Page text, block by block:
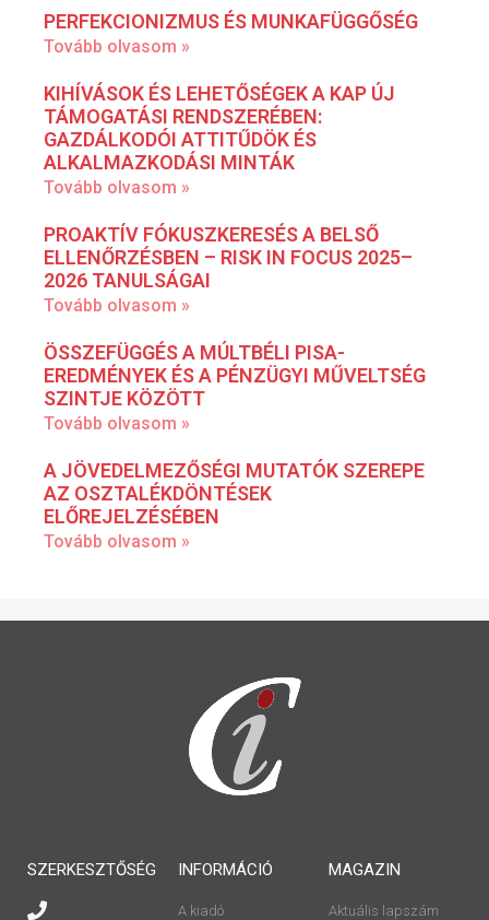
PERFEKCIONIZMUS ÉS MUNKAFÜGGŐSÉG
Tovább olvasom »
KIHÍVÁSOK ÉS LEHETŐSÉGEK A KAP ÚJ
TÁMOGATÁSI RENDSZERÉBEN:
GAZDÁLKODÓI ATTITŰDÖK ÉS
ALKALMAZKODÁSI MINTÁK
Tovább olvasom »
PROAKTÍV FÓKUSZKERESÉS A BELSŐ
ELLENŐRZÉSBEN – RISK IN FOCUS 2025–
2026 TANULSÁGAI
Tovább olvasom »
ÖSSZEFÜGGÉS A MÚLTBÉLI PISA-
EREDMÉNYEK ÉS A PÉNZÜGYI MŰVELTSÉG
SZINTJE KÖZÖTT
Tovább olvasom »
A JÖVEDELMEZŐSÉGI MUTATÓK SZEREPE
AZ OSZTALÉKDÖNTÉSEK
ELŐREJELZÉSÉBEN
Tovább olvasom »
SZERKESZTŐSÉG INFORMÁCIÓ
A kiadó
MAGAZIN
Aktuális lapszám